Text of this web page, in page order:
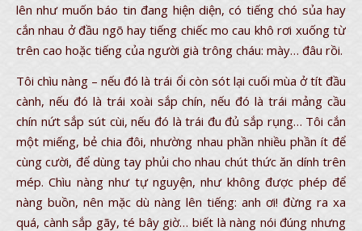
lên như muốn báo tin đang hiện diện, có tiếng chó sủa hay
cắn nhau ở đầu ngõ hay tiếng chiếc mo cau khô rơi xuống từ
trên cao hoặc tiếng của người già trông cháu: mày… đâu rồi.
Tôi chìu nàng – nếu đó là trái ổi còn sót lại cuối mùa ở tít đầu
cành, nếu đó là trái xoài sắp chín, nếu đó là trái mảng cầu
chín nứt sắp sút cùi, nếu đó là trái đu đủ sắp rụng… Tôi cắn
một miếng, bẻ chia đôi, nhường nhau phần nhiều phần ít để
cùng cười, để dùng tay phủi cho nhau chút thức ăn dính trên
mép. Chìu nàng như tự nguyện, như không được phép để
nàng buồn, nên mặc dù nàng lên tiếng: anh ơi! đừng ra xa
quá, cành sắp gãy, té bây giờ… biết là nàng nói đúng nhưng